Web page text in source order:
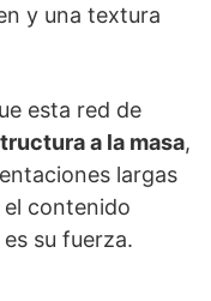
y una textura
esta red de
a la masa,
largas
el contenido
su fuerza.